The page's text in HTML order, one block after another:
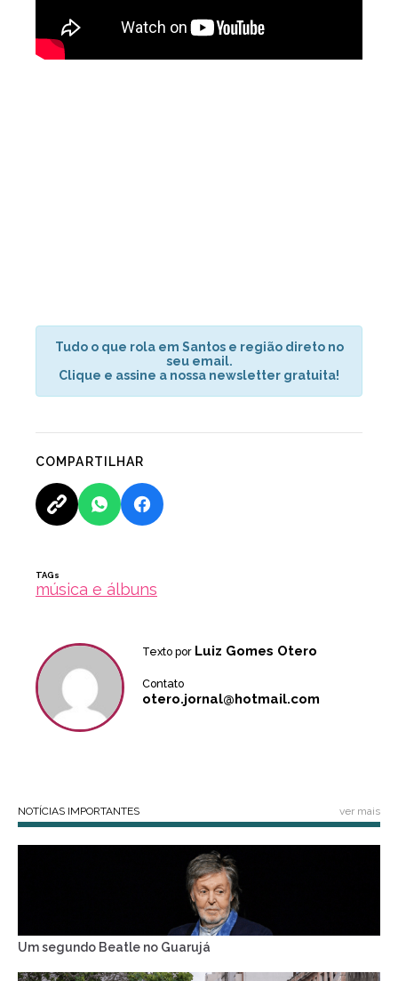
Tudo o que rola em Santos e região direto no
seu email.
Clique e assine a nossa newsletter gratuita!
COMPARTILHAR
TAGs
música e álbuns
Texto por Luiz Gomes Otero
Contato
otero.jornal@hotmail.com
NOTÍCIAS IMPORTANTES ver mais
Um segundo Beatle no Guarujá